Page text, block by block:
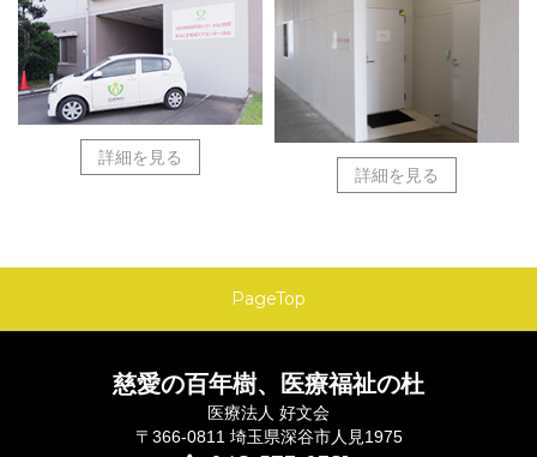
詳細を見る
詳細を見る
PageTop
慈愛の百年樹、医療福祉の杜
医療法人 好文会
〒366-0811 埼玉県深谷市人見1975